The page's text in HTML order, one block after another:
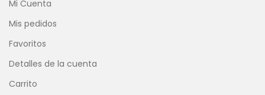
Mi Cuenta
Mis pedidos
Favoritos
Detalles de la cuenta
Carrito